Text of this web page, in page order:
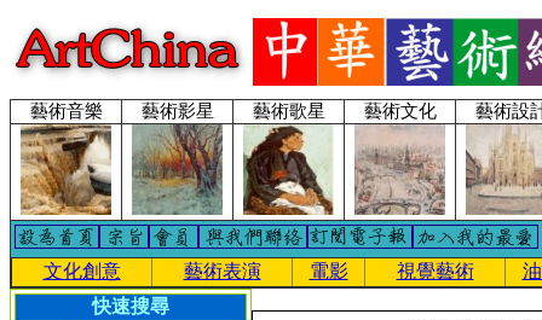
藝術音樂 藝術影星 藝術歌星 藝術文化 藝術設
文化創意 藝術表演 電影 視覺藝術
快速搜尋